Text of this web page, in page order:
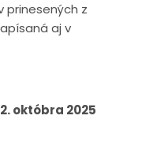
prinesených z
aj v
októbra 2025